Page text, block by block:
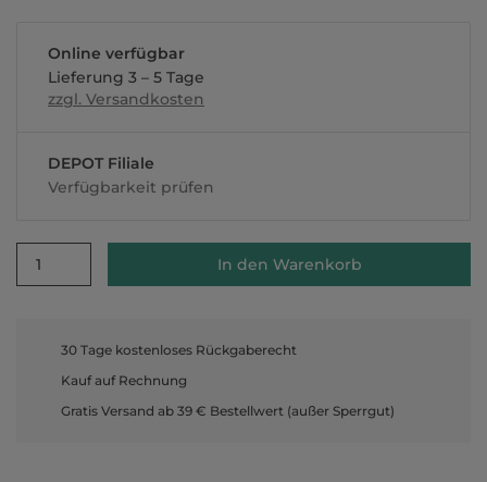
Online verfügbar
Lieferung 3 – 5 Tage
zzgl. Versandkosten
DEPOT Filiale
Verfügbarkeit prüfen
1 In den Warenkorb
30 Tage kostenloses Rückgaberecht
Kauf auf Rechnung
Gratis Versand ab 39 € Bestellwert (außer Sperrgut)